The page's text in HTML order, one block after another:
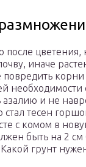
после цветения,
иначе
повредить
азалию и не
стал тесен
с комом в
быть на 2
грунт